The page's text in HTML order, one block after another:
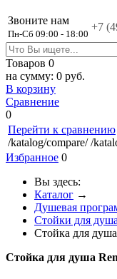
Звоните нам
Пн-Сб 09:00 - 18:00
+7
Товаров 0
на сумму: 0 руб.
В корзину
Сравнение
0
Перейти к сравнению
/katalog/compare/ /
Избранное 0
Вы здесь:
Каталог →
Душевая
Стойки для душа
Стойка для
Стойка для душа